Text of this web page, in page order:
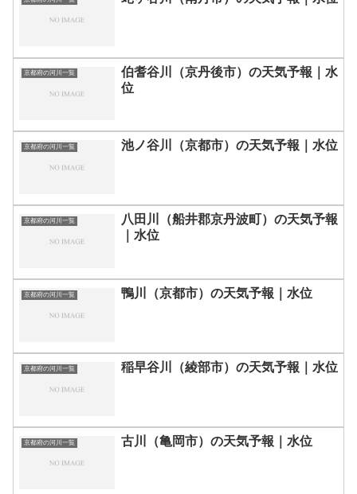
京都府の河川一覧
伯耆谷川（京丹後市）の天気予報｜水
位
京都府の河川一覧 池ノ谷川（京都市）の天気予報｜水位
京都府の河川一覧
八田川（船井郡京丹波町）の天気予報
｜水位
京都府の河川一覧 鴨川（京都市）の天気予報｜水位
京都府の河川一覧 稲早谷川（綾部市）の天気予報｜水位
京都府の河川一覧 古川（亀岡市）の天気予報｜水位